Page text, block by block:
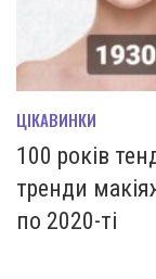
ЦІКАВИНКИ
100 років
тренди
по 2020-ті